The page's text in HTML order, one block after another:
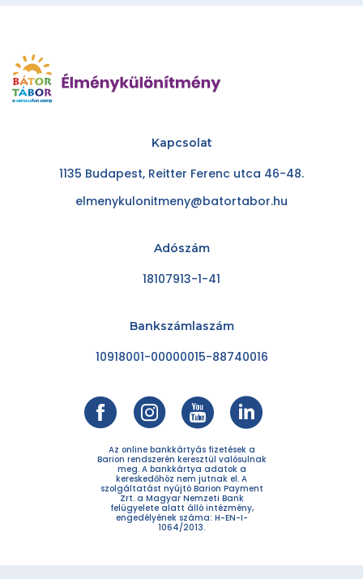
Kapcsolat
1135 Budapest, Reitter Ferenc utca 46-48.
elmenykulonitmeny@batortabor.hu
Adószám
18107913-1-41
Bankszámlaszám
10918001-00000015-88740016
Az online bankkártyás fizetések a
Barion rendszerén keresztül valósulnak
meg. A bankkártya adatok a
kereskedőhöz nem jutnak el. A
szolgáltatást nyújtó Barion Payment
Zrt. a Magyar Nemzeti Bank
felügyelete alatt álló intézmény,
engedélyének száma: H-EN-I-
1064/2013.